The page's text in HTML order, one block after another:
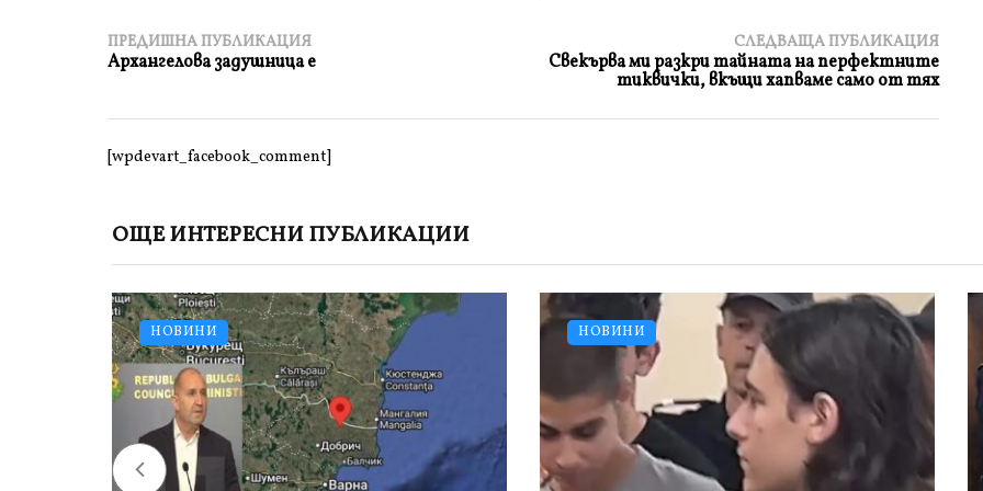
ПРЕДИШНА ПУБЛИКАЦИЯ
Архангелова задушница e
СЛЕДВАЩА ПУБЛИКАЦИЯ
Свекърва ми разкри тайната на перфектните
тиквички, вкъщи хапваме само от тях
[wpdevart_facebook_comment]
ОЩЕ ИНТЕРЕСНИ ПУБЛИКАЦИИ
НОВИНИ НОВИНИ